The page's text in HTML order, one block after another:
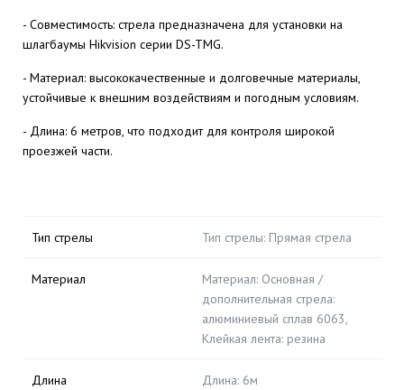
- Совместимость: стрела предназначена для установки на
шлагбаумы Hikvision серии DS-TMG.
- Материал: высококачественные и долговечные материалы,
устойчивые к внешним воздействиям и погодным условиям.
- Длина: 6 метров, что подходит для контроля широкой
проезжей части.
Тип стрелы Тип стрелы: Прямая стрела
Материал
Материал: Основная /
дополнительная стрела:
алюминиевый сплав 6063,
Клейкая лента: резина
Длина Длина: 6м